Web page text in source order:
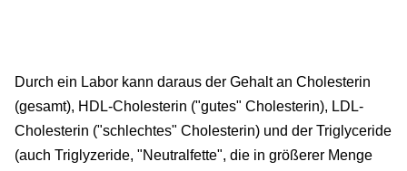
Durch ein Labor kann daraus der Gehalt an Cholesterin
(gesamt), HDL-Cholesterin ("gutes" Cholesterin), LDL-
Cholesterin ("schlechtes" Cholesterin) und der Triglyceride
(auch Triglyzeride, "Neutralfette", die in größerer Menge